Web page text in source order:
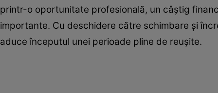
printr-o oportunitate profesională, un câștig
importante. Cu deschidere către schimbare și
aduce începutul unei perioade pline de reușite.